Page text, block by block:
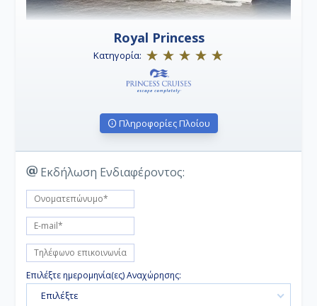
Royal Princess
Κατηγορία:
Πληροφορίες Πλοίου
Εκδήλωση Ενδιαφέροντος:
Επιλέξτε ημερομηνία(ες) Αναχώρησης:
Επιλέξτε